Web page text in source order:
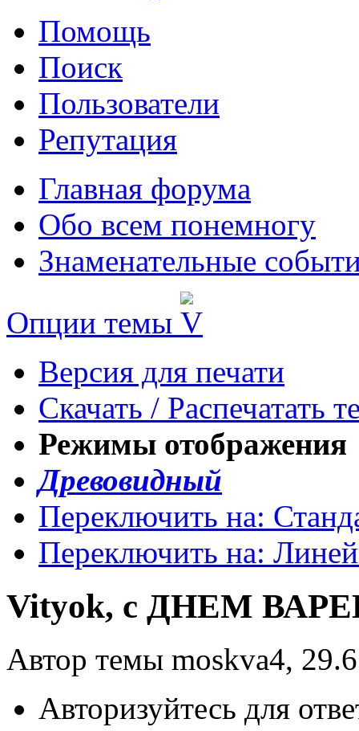
Помощь
Поиск
Пользователи
Репутация
Главная форума
Обо всем понемногу
Знаменательные
Опции темы
Версия для печати
Скачать / Распечатать
Режимы отображения
Древовидный
Переключить на:
Переключить на:
Vityok, с ДНЕМ
Автор темы moskva4,
Авторизуйтесь для